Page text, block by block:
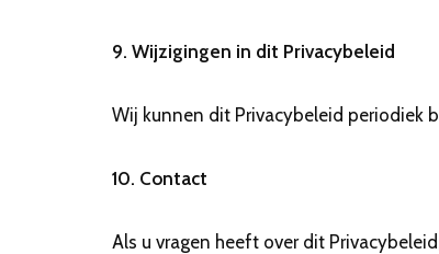
9. Wijzigingen in dit Privacybeleid
Wij kunnen dit Privacybeleid periodiek
10. Contact
Als u vragen heeft over dit